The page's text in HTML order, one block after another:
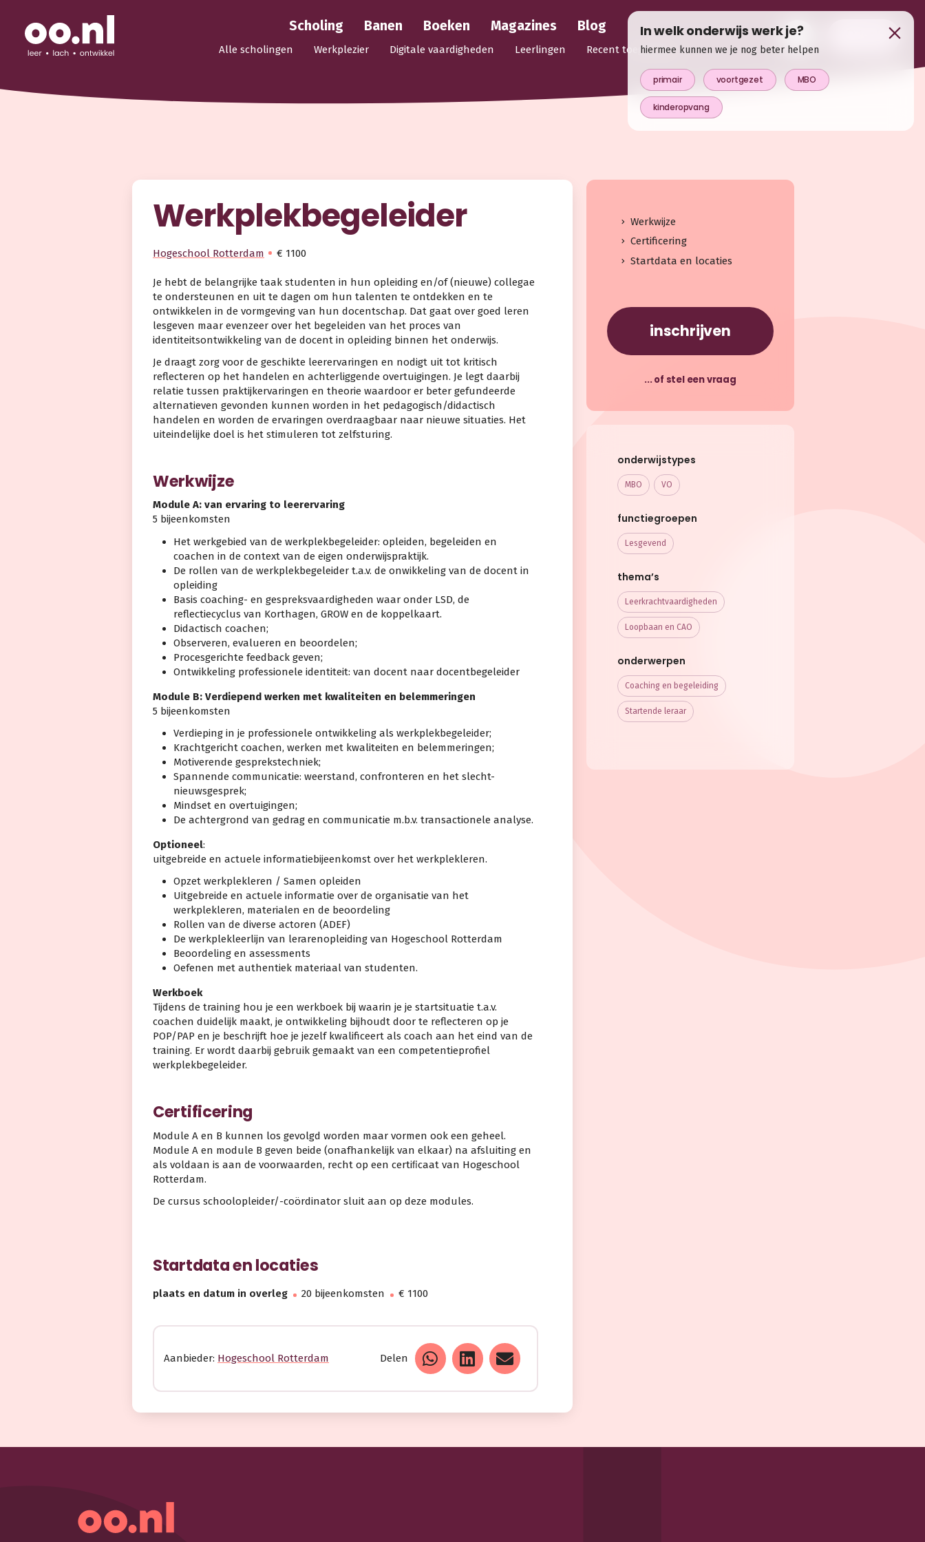
Scholing Banen Boeken Magazines Blog
Alle scholingen Werkplezier Digitale vaardigheden Leerlingen Recent toegevoegd
Werkplekbegeleider
Hogeschool Rotterdam € 1100
Je hebt de belangrijke taak studenten in hun opleiding en/of (nieuwe) collegae
te ondersteunen en uit te dagen om hun talenten te ontdekken en te
ontwikkelen in de vormgeving van hun docentschap. Dat gaat over goed leren
lesgeven maar evenzeer over het begeleiden van het proces van
identiteitsontwikkeling van de docent in opleiding binnen het onderwijs.
Je draagt zorg voor de geschikte leerervaringen en nodigt uit tot kritisch
reflecteren op het handelen en achterliggende overtuigingen. Je legt daarbij
relatie tussen praktijkervaringen en theorie waardoor er beter gefundeerde
alternatieven gevonden kunnen worden in het pedagogisch/didactisch
handelen en worden de ervaringen overdraagbaar naar nieuwe situaties. Het
uiteindelijke doel is het stimuleren tot zelfsturing.
Werkwijze
Module A: van ervaring to leerervaring
5 bijeenkomsten
Het werkgebied van de werkplekbegeleider: opleiden, begeleiden en
coachen in de context van de eigen onderwijspraktijk.
De rollen van de werkplekbegeleider t.a.v. de onwikkeling van de docent in
opleiding
Basis coaching- en gespreksvaardigheden waar onder LSD, de
reflectiecyclus van Korthagen, GROW en de koppelkaart.
Didactisch coachen;
Observeren, evalueren en beoordelen;
Procesgerichte feedback geven;
Ontwikkeling professionele identiteit: van docent naar docentbegeleider
Module B: Verdiepend werken met kwaliteiten en belemmeringen
5 bijeenkomsten
Verdieping in je professionele ontwikkeling als werkplekbegeleider;
Krachtgericht coachen, werken met kwaliteiten en belemmeringen;
Motiverende gesprekstechniek;
Spannende communicatie: weerstand, confronteren en het slecht-
nieuwsgesprek;
Mindset en overtuigingen;
De achtergrond van gedrag en communicatie m.b.v. transactionele analyse.
Optioneel:
uitgebreide en actuele informatiebijeenkomst over het werkplekleren.
Opzet werkplekleren / Samen opleiden
Uitgebreide en actuele informatie over de organisatie van het
werkplekleren, materialen en de beoordeling
Rollen van de diverse actoren (ADEF)
De werkplekleerlijn van lerarenopleiding van Hogeschool Rotterdam
Beoordeling en assessments
Oefenen met authentiek materiaal van studenten.
Werkboek
Tijdens de training hou je een werkboek bij waarin je je startsituatie t.a.v.
coachen duidelijk maakt, je ontwikkeling bijhoudt door te reflecteren op je
POP/PAP en je beschrijft hoe je jezelf kwalificeert als coach aan het eind van de
training. Er wordt daarbij gebruik gemaakt van een competentieprofiel
werkplekbegeleider.
Certificering
Module A en B kunnen los gevolgd worden maar vormen ook een geheel.
Module A en module B geven beide (onafhankelijk van elkaar) na afsluiting en
als voldaan is aan de voorwaarden, recht op een certiﬁcaat van Hogeschool
Rotterdam.
De cursus schoolopleider/-coördinator sluit aan op deze modules.
Startdata en locaties
plaats en datum in overleg 20 bijeenkomsten € 1100
Aanbieder: Hogeschool Rotterdam Delen
Werkwijze
Certificering
Startdata en locaties
inschrijven
... of stel een vraag
onderwijstypes
MBO VO
functiegroepen
Lesgevend
thema’s
Leerkracht­vaardigheden
Loopbaan en CAO
onderwerpen
Coaching en begeleiding
Startende leraar
In welk onderwijs werk je?
hiermee kunnen we je nog beter helpen
primair voortgezet MBO
kinderopvang